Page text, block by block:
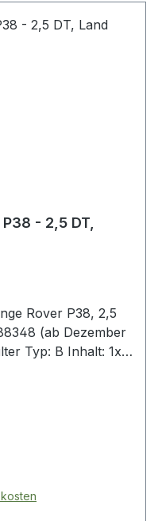
- 2,5 DT,
Rover P38, 2,5
(ab Dezember
Typ: B Inhalt: 1x